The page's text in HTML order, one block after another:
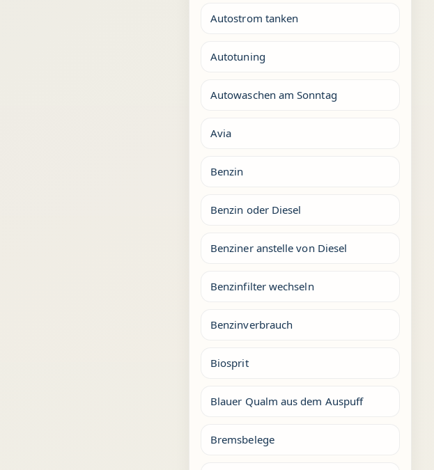
Autostrom tanken
Autotuning
Autowaschen am Sonntag
Avia
Benzin
Benzin oder Diesel
Benziner anstelle von Diesel
Benzinfilter wechseln
Benzinverbrauch
Biosprit
Blauer Qualm aus dem Auspuff
Bremsbelege